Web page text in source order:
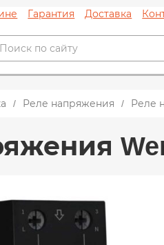
Гарантия Доставка
Реле напряжения Реле